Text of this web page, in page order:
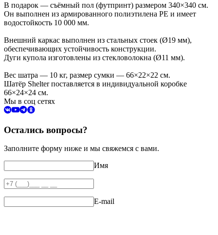
В подарок — съёмный пол (футпринт) размером 340×340 см.
Он выполнен из армированного полиэтилена PE и имеет
водостойкость 10 000 мм.
Внешний каркас выполнен из стальных стоек (Ø19 мм),
обеспечивающих устойчивость конструкции.
Дуги купола изготовлены из стекловолокна (Ø11 мм).
Вес шатра — 10 кг, размер сумки — 66×22×22 см.
Шатёр Shelter поставляется в индивидуальной коробке
66×24×24 см.
Мы в соц сетях
Остались вопросы?
Заполните форму ниже и мы свяжемся с вами.
Имя
E-mail